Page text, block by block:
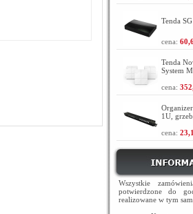
Tenda
cena:
Tenda
System
cena:
1U,
cena:
Wszystkie
potwierdzone do
realizowane w tym